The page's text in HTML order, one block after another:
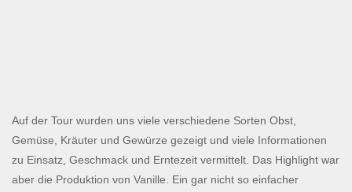
Auf der Tour wurden uns viele verschiedene Sorten Obst,
Gemüse, Kräuter und Gewürze gezeigt und viele Informationen
zu Einsatz, Geschmack und Erntezeit vermittelt. Das Highlight war
aber die Produktion von Vanille. Ein gar nicht so einfacher